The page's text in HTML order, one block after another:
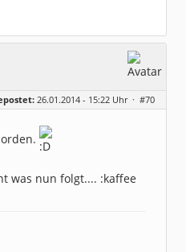
26.01.2014 - 15:22 Uhr · #70
was nun folgt.... :kaffee